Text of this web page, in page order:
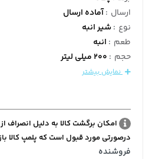
ارسال :آماده ارسال
نوع :شیر انبه
طعم : انبه
حجم : 200 میلی لیتر
نمایش بیشتر
امکان برگشت کالا به دلیل انصراف از
درصورتی مورد قبول است که پلمپ کالا
فروشنده